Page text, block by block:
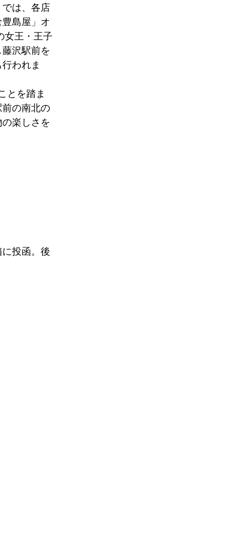
は、各店
島屋」オ
女王・王子
沢駅前を
われま
とを踏ま
の南北の
楽しさを
投函。後